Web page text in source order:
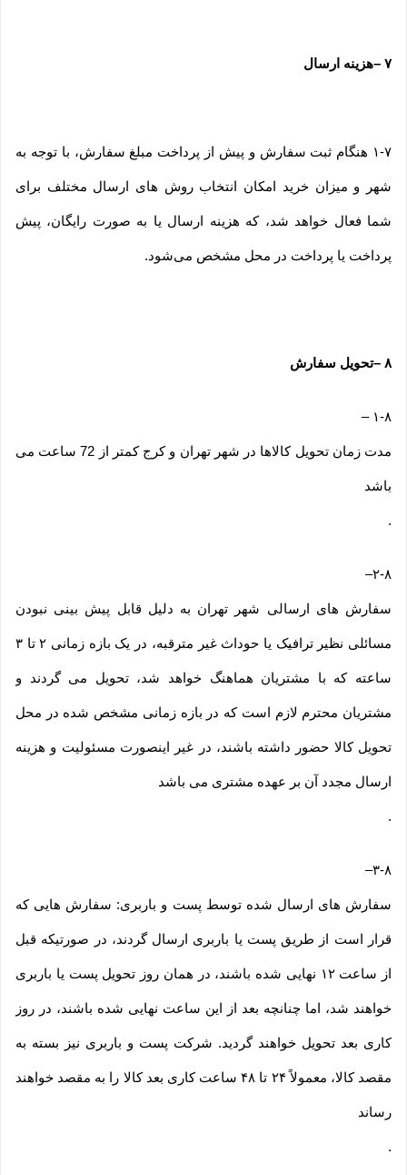
۷ –هزینه ارسال
۱-۷ هنگام ثبت سفارش و پیش از پرداخت مبلغ سفارش، با توجه به
شهر و میزان خرید امکان انتخاب روش های ارسال مختلف برای
شما فعال خواهد شد، که هزینه ارسال یا به صورت رایگان، پیش
پرداخت یا پرداخت در محل مشخص می‌شود.
۸ –تحویل سفارش
۱-۸ –
مدت زمان تحویل کالاها در شهر تهران و کرج کمتر از 72 ساعت می
باشد
.
۲-۸–
سفارش های ارسالی شهر تهران به دلیل قابل پیش بینی نبودن
مسائلی نظیر ترافیک یا حوداث غیر مترقبه، در یک بازه زمانی ۲ تا ۳
ساعته که با مشتریان هماهنگ خواهد شد، تحویل می گردند و
مشتریان محترم لازم است که در بازه زمانی مشخص شده در محل
تحویل کالا حضور داشته باشند، در غیر اینصورت مسئولیت و هزینه
ارسال مجدد آن بر عهده مشتری می باشد
.
۳-۸–
سفارش های ارسال شده توسط پست و باربری: سفارش هایی که
قرار است از طریق پست یا باربری ارسال گردند، در صورتیکه قبل
از ساعت ۱۲ نهایی شده باشند، در همان روز تحویل پست یا باربری
خواهند شد، اما چنانچه بعد از این ساعت نهایی شده باشند، در روز
کاری بعد تحویل خواهند گردید. شرکت پست و باربری نیز بسته به
مقصد کالا، معمولاً ۲۴ تا ۴۸ ساعت کاری بعد کالا را به مقصد خواهند
رساند
.